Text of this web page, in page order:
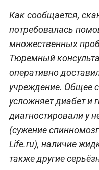
Как сообщается,
потребовалась
множественных
Тюремный
оперативно
учреждение. Общее
усложняет диабет и
диагностировали у
(сужение
Life.ru), наличие
также другие